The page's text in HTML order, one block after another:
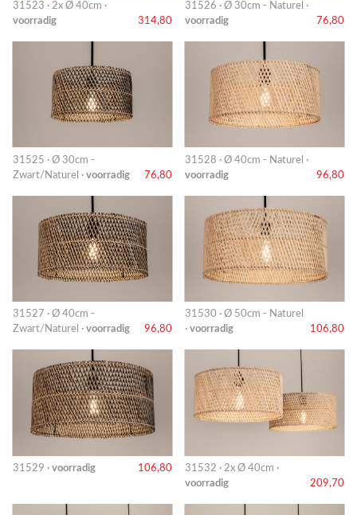
31523 · 2x Ø 40cm ·
voorradig
314,80
31526 · Ø 30cm - Naturel ·
voorradig
76,80
31525 · Ø 30cm -
Zwart/Naturel · voorradig 76,80
31528 · Ø 40cm - Naturel ·
voorradig
96,80
31527 · Ø 40cm -
Zwart/Naturel · voorradig 96,80
31530 · Ø 50cm - Naturel
· voorradig 106,80
31529 · voorradig 106,80
31532 · 2x Ø 40cm ·
voorradig
209,70